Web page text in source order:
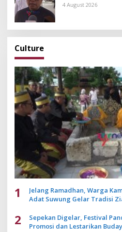
4 August 2026
Culture
1
Jelang Ramadhan, Warga
Adat Suwung Gelar Tradisi
2
Sepekan Digelar, Festival
Promosi dan Lestarikan